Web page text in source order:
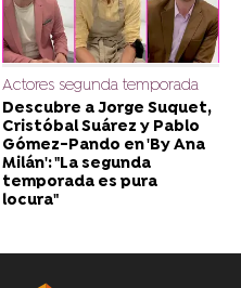
Actores segunda temporada
Descubre a Jorge Suquet,
Cristóbal Suárez y Pablo
Gómez-Pando en 'By Ana
Milán': "La segunda
temporada es pura
locura"